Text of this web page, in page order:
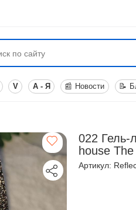
V А - Я 📰 Новости 📝
022 Гель-
house
Артикул: